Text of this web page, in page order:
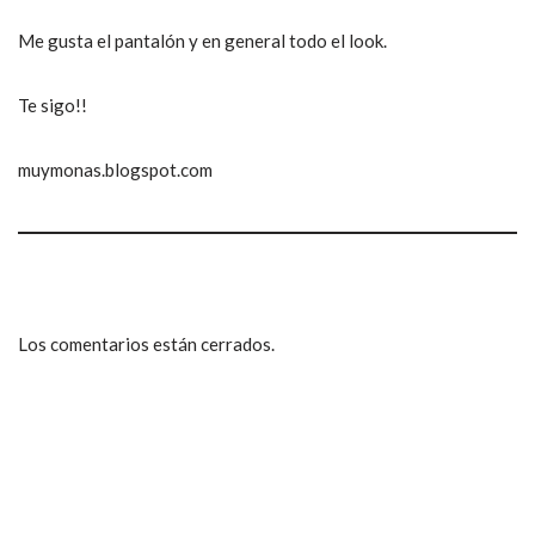
Me gusta el pantalón y en general todo el look.
Te sigo!!
muymonas.blogspot.com
Los comentarios están cerrados.